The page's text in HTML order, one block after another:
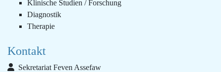
Klinische Studien / Forschung
Diagnostik
Therapie
Kontakt
Sekretariat Feven Assefaw